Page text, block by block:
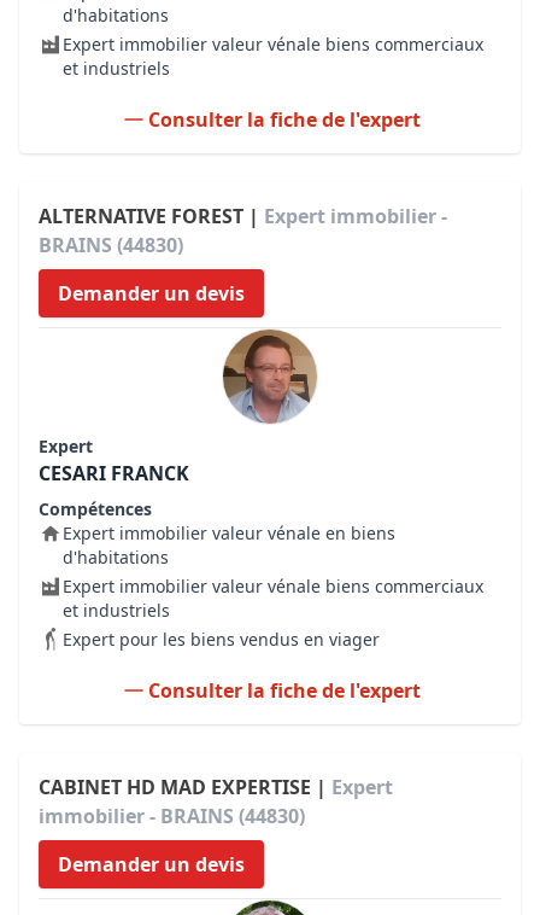
d'habitations
Expert immobilier valeur vénale biens commerciaux
et industriels
Consulter la fiche de l'expert
ALTERNATIVE FOREST | Expert immobilier -
BRAINS (44830)
Demander un devis
Expert
CESARI FRANCK
Compétences
Expert immobilier valeur vénale en biens
d'habitations
Expert immobilier valeur vénale biens commerciaux
et industriels
Expert pour les biens vendus en viager
Consulter la fiche de l'expert
CABINET HD MAD EXPERTISE | Expert
immobilier - BRAINS (44830)
Demander un devis